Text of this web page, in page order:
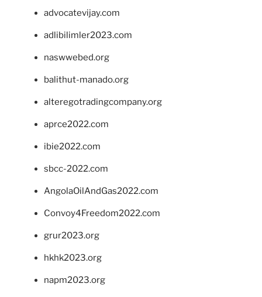
advocatevijay.com
adlibilimler2023.com
naswwebed.org
balithut-manado.org
alteregotradingcompany.org
aprce2022.com
ibie2022.com
sbcc-2022.com
AngolaOilAndGas2022.com
Convoy4Freedom2022.com
grur2023.org
hkhk2023.org
napm2023.org